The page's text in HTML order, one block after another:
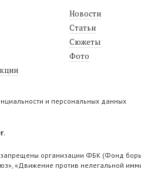
Новости
Статьи
Сюжеты
Фото
и персональных данных
.
организации ФБК (Фонд
«Движение против нелегальной